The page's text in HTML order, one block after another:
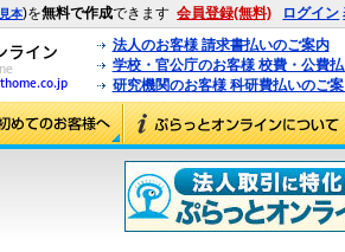
見本)を無料で作成できます 会員登録(無料) ログイン
法人のお客様 請求書払いのご案内
学校・官公庁のお客様 校費・公費
研究機関のお客様 科研費払いのご